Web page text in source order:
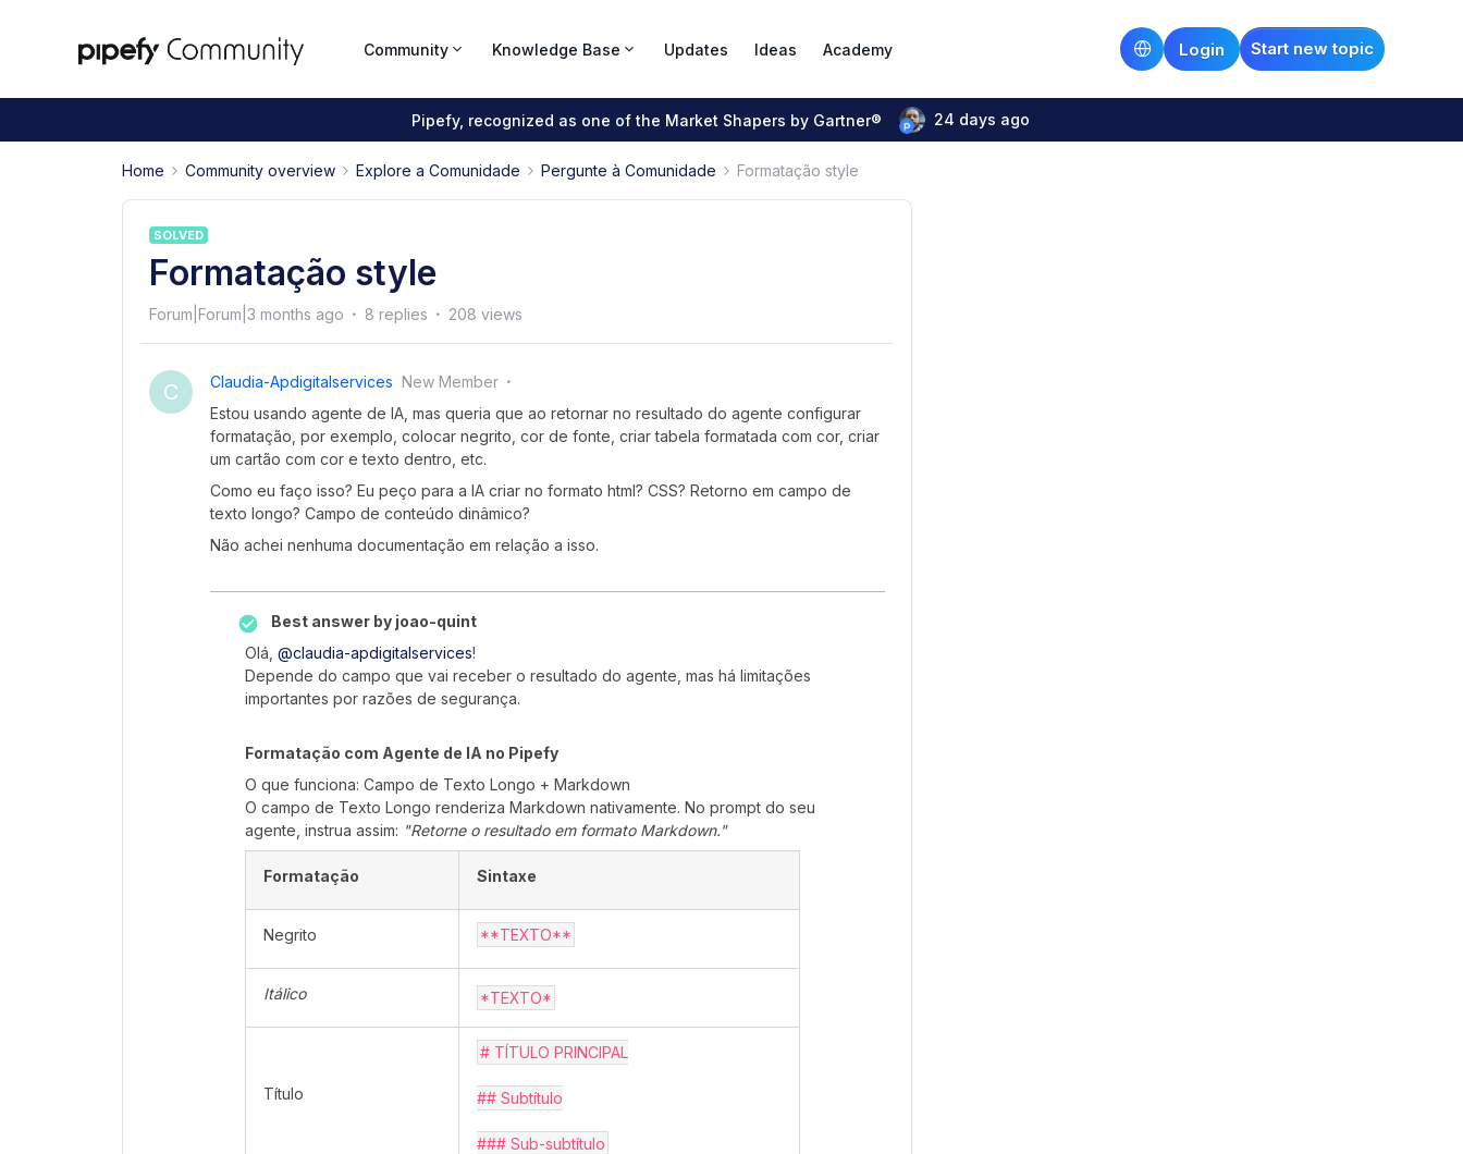
Community Knowledge Base Updates Ideas Academy Start new topic
Login
Pipefy, recognized as one of the Market Shapers by Gartner® 24 days ago
Home Community overview Explore a Comunidade Pergunte à Comunidade Formatação style
SOLVED
Formatação style
Forum|Forum|3 months ago 8 replies 208 views
C Claudia-Apdigitalservices New Member
Estou usando agente de IA, mas queria que ao retornar no resultado do agente configurar
formatação, por exemplo, colocar negrito, cor de fonte, criar tabela formatada com cor, criar
um cartão com cor e texto dentro, etc.
Como eu faço isso? Eu peço para a IA criar no formato html? CSS? Retorno em campo de
texto longo? Campo de conteúdo dinâmico?
Não achei nenhuma documentação em relação a isso.
Best answer by joao-quint
Olá, ​ @claudia-apdigitalservices!
Depende do campo que vai receber o resultado do agente, mas há limitações
importantes por razões de segurança.
Formatação com Agente de IA no Pipefy
O que funciona: Campo de Texto Longo + Markdown
O campo de Texto Longo renderiza Markdown nativamente. No prompt do seu
agente, instrua assim: "Retorne o resultado em formato Markdown."
Formatação Sintaxe
Negrito **TEXTO**
Itálico *TEXTO*
Título
# TÍTULO PRINCIPAL
## Subtítulo
### Sub-subtítulo